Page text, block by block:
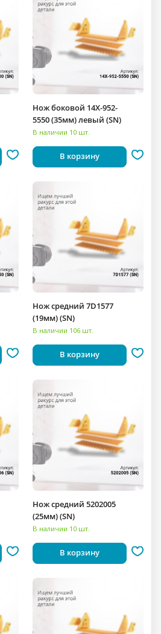
Нож боковой 14X-952-
5550 (35мм) левый (SN)
В наличии 10 шт.
В корзину
Нож средний 7D1577
(19мм) (SN)
В наличии 106 шт.
В корзину
Нож средний 5202005
(25мм) (SN)
В наличии 10 шт.
В корзину